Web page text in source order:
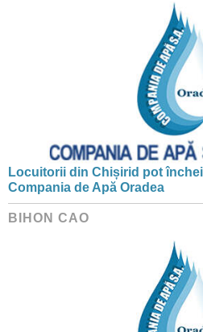
Locuitorii din Chișirid pot
Compania de Apă Oradea
BIHON CAO